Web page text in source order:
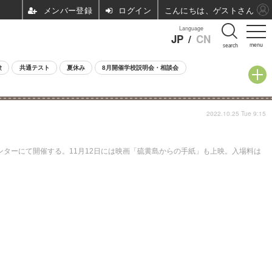
menu
Language
JP / CN search
共通テスト 夏休み 8月開催学校説明会・相談会
ーにて開催する。11月12日には映画「硫黄島からの手紙」も上映。入場料は
2022.10.25 Tue 9:15
ログイン こんにちは、ゲストさん